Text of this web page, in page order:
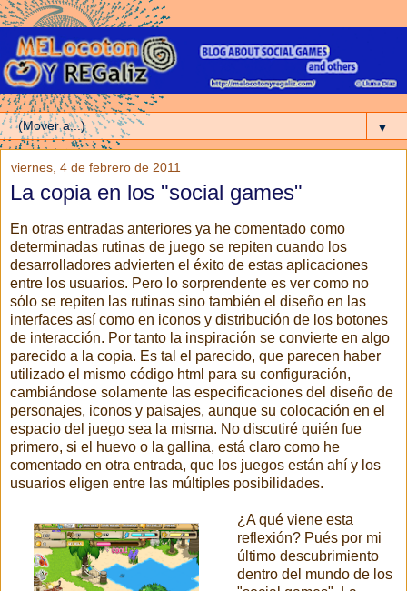
▼
viernes, 4 de febrero de 2011
La copia en los "social games"
En otras entradas anteriores ya he comentado como
determinadas rutinas de juego se repiten cuando los
desarrolladores advierten el éxito de estas aplicaciones
entre los usuarios. Pero lo sorprendente es ver como no
sólo se repiten las rutinas sino también el diseño en las
interfaces así como en iconos y distribución de los botones
de interacción. Por tanto la inspiración se convierte en algo
parecido a la copia. Es tal el parecido, que parecen haber
utilizado el mismo código html para su configuración,
cambiándose solamente las especificaciones del diseño de
personajes, iconos y paisajes, aunque su colocación en el
espacio del juego sea la misma. No discutiré quién fue
primero, si el huevo o la gallina, está claro como he
comentado en otra entrada, que los juegos están ahí y los
usuarios eligen entre las múltiples posibilidades.
¿A qué viene esta
reflexión? Pués por mi
último descubrimiento
dentro del mundo de los